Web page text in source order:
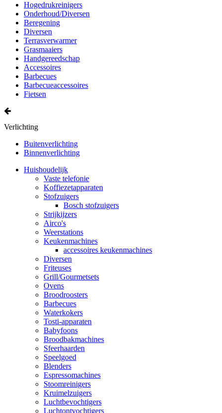
Hogedrukreinigers
Onderhoud/Diversen
Beregening
Diversen
Terrasverwarmer
Grasmaaiers
Handgereedschap
Accessoires
Barbecues
Barbecueaccessoires
Fietsen
Verlichting
Buitenverlichting
Binnenverlichting
Huishoudelijk
Vaste telefonie
Koffiezetapparaten
Stofzuigers
Bosch stofzuigers
Strijkijzers
Airco's
Weerstations
Keukenmachines
accessoires keukenmachines
Diversen
Friteuses
Grill/Gourmetsets
Ovens
Broodroosters
Barbecues
Waterkokers
Tosti-apparaten
Babyfoons
Broodbakmachines
Sfeerhaarden
Speelgoed
Blenders
Espressomachines
Stoomreinigers
Kruimelzuigers
Luchtbevochtigers
Luchtontvochtigers